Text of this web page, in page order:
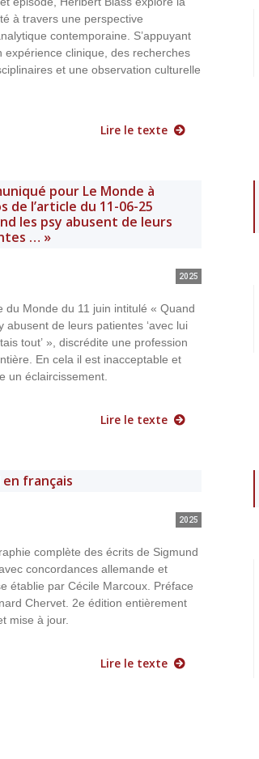
à travers une perspective
contemporaine. S’appuyant
expérience clinique, des recherches
et une observation culturelle
Lire le texte
pour Le Monde à
de l’article du 11-06-25
les psy abusent de leurs
… »
2025
du Monde du 11 juin intitulé « Quand
abusent de leurs patientes ‘avec lui
tout’ », discrédite une profession
En cela il est inacceptable et
un éclaircissement.
Lire le texte
en français
2025
complète des écrits de Sigmund
concordances allemande et
établie par Cécile Marcoux. Préface
Chervet. 2e édition entièrement
mise à jour.
Lire le texte